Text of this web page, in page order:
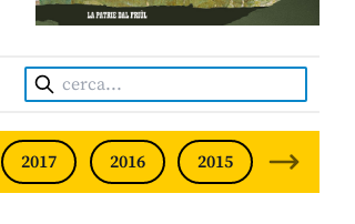
Cerca:
2017 2016 2015 2014